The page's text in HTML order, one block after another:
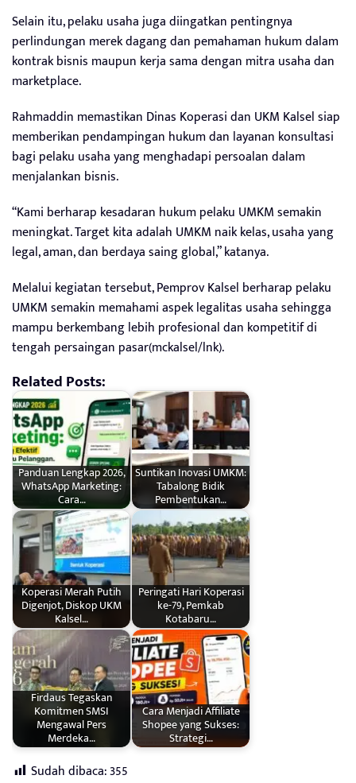
Selain itu, pelaku usaha juga diingatkan pentingnya
perlindungan merek dagang dan pemahaman hukum dalam
kontrak bisnis maupun kerja sama dengan mitra usaha dan
marketplace.
Rahmaddin memastikan Dinas Koperasi dan UKM Kalsel siap
memberikan pendampingan hukum dan layanan konsultasi
bagi pelaku usaha yang menghadapi persoalan dalam
menjalankan bisnis.
“Kami berharap kesadaran hukum pelaku UMKM semakin
meningkat. Target kita adalah UMKM naik kelas, usaha yang
legal, aman, dan berdaya saing global,” katanya.
Melalui kegiatan tersebut, Pemprov Kalsel berharap pelaku
UMKM semakin memahami aspek legalitas usaha sehingga
mampu berkembang lebih profesional dan kompetitif di
tengah persaingan pasar(mckalsel/lnk).
Related Posts:
Panduan Lengkap 2026,
WhatsApp Marketing:
Cara…
Suntikan Inovasi UMKM:
Tabalong Bidik
Pembentukan…
Koperasi Merah Putih
Digenjot, Diskop UKM
Kalsel…
Peringati Hari Koperasi
ke-79, Pemkab
Kotabaru…
Firdaus Tegaskan
Komitmen SMSI
Mengawal Pers
Merdeka…
Cara Menjadi Affiliate
Shopee yang Sukses:
Strategi…
Sudah dibaca:355